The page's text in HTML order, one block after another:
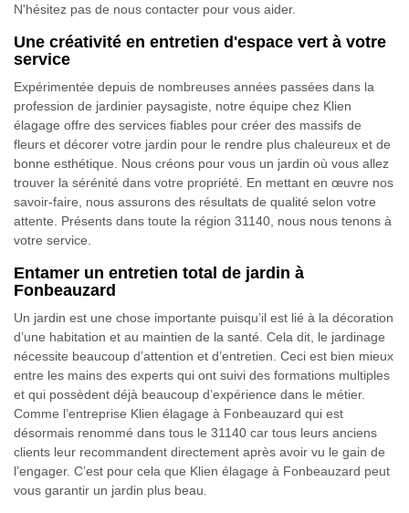
N'hésitez pas de nous contacter pour vous aider.
Une créativité en entretien d'espace vert à votre
service
Expérimentée depuis de nombreuses années passées dans la
profession de jardinier paysagiste, notre équipe chez Klien
élagage offre des services fiables pour créer des massifs de
fleurs et décorer votre jardin pour le rendre plus chaleureux et de
bonne esthétique. Nous créons pour vous un jardin où vous allez
trouver la sérénité dans votre propriété. En mettant en œuvre nos
savoir-faire, nous assurons des résultats de qualité selon votre
attente. Présents dans toute la région 31140, nous nous tenons à
votre service.
Entamer un entretien total de jardin à
Fonbeauzard
Un jardin est une chose importante puisqu’il est lié à la décoration
d’une habitation et au maintien de la santé. Cela dit, le jardinage
nécessite beaucoup d’attention et d’entretien. Ceci est bien mieux
entre les mains des experts qui ont suivi des formations multiples
et qui possèdent déjà beaucoup d’expérience dans le métier.
Comme l’entreprise Klien élagage à Fonbeauzard qui est
désormais renommé dans tous le 31140 car tous leurs anciens
clients leur recommandent directement après avoir vu le gain de
l’engager. C’est pour cela que Klien élagage à Fonbeauzard peut
vous garantir un jardin plus beau.